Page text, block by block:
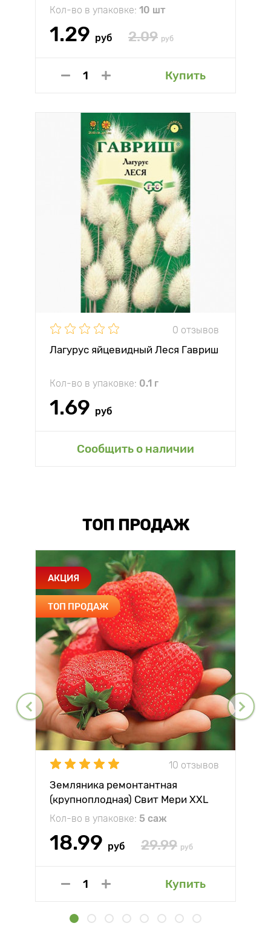
Кол-во в упаковке: 10 шт
1.29 руб 2.09 руб
Купить
0 отзывов
Лагурус яйцевидный Леся Гавриш
Кол-во в упаковке: 0.1 г
1.69 руб
Сообщить о наличии
ТОП ПРОДАЖ
АКЦИЯ
ТОП ПРОДАЖ
10 отзывов
Земляника ремонтантная
(крупноплодная) Свит Мери XXL
Кол-во в упаковке: 5 саж
18.99 руб 29.99 руб
Купить